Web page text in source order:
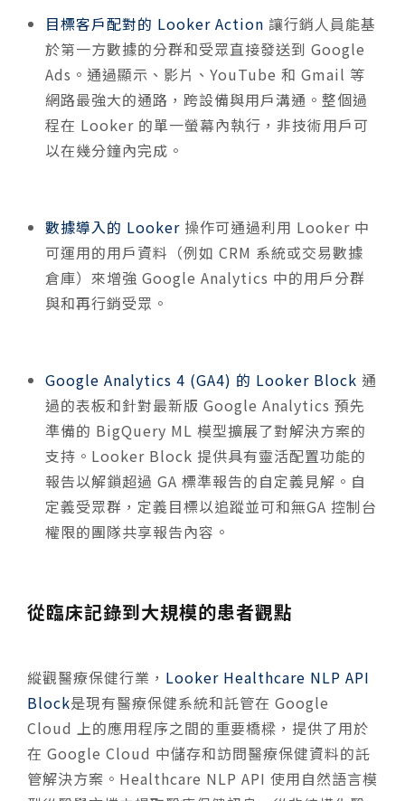
目標客戶配對的 Looker Action 讓行銷人員能基
於第一方數據的分群和受眾直接發送到 Google
Ads。通過顯示、影片、YouTube 和 Gmail 等
網路最強大的通路，跨設備與用戶溝通。整個過
程在 Looker 的單一螢幕內執行，非技術用戶可
以在幾分鐘內完成。
數據導入的 Looker 操作可通過利用 Looker 中
可運用的用戶資料（例如 CRM 系統或交易數據
倉庫）來增強 Google Analytics 中的用戶分群
與和再行銷受眾。
Google Analytics 4 (GA4) 的 Looker Block 通
過的表板和針對最新版 Google Analytics 預先
準備的 BigQuery ML 模型擴展了對解決方案的
支持。Looker Block 提供具有靈活配置功能的
報告以解鎖超過 GA 標準報告的自定義見解。自
定義受眾群，定義目標以追蹤並可和無GA 控制台
權限的團隊共享報告內容。
從臨床記錄到大規模的患者觀點
縱觀醫療保健行業， Looker Healthcare NLP API
Block是現有醫療保健系統和託管在 Google
Cloud 上的應用程序之間的重要橋樑，提供了用於
在 Google Cloud 中儲存和訪問醫療保健資料的託
管解決方案。Healthcare NLP API 使用自然語言模